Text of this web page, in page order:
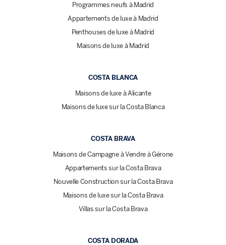
Programmes neufs à Madrid
Appartements de luxe à Madrid
Penthouses de luxe à Madrid
Maisons de luxe à Madrid
COSTA BLANCA
Maisons de luxe à Alicante
Maisons de luxe sur la Costa Blanca
COSTA BRAVA
Maisons de Campagne à Vendre à Gérone
Appartements sur la Costa Brava
Nouvelle Construction sur la Costa Brava
Maisons de luxe sur la Costa Brava
Villas sur la Costa Brava
COSTA DORADA